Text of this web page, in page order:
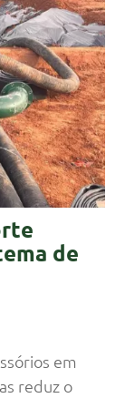
de
em
reduz o